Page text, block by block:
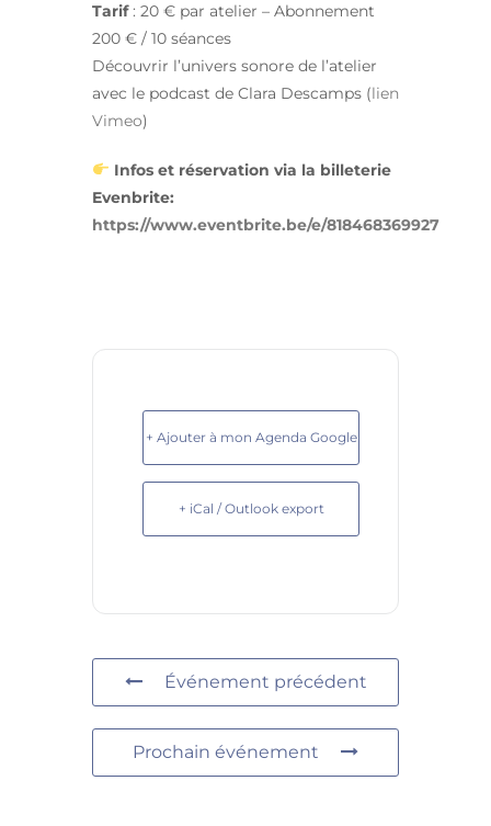
Tarif: 20 € par atelier – Abonnement
200 € / 10 séances
Découvrir l’univers sonore de l’atelier
avec le podcast de Clara Descamps (lien
Vimeo)
Infos et réservation via la billeterie
Evenbrite:
https://www.eventbrite.be/e/818468369927
+ Ajouter à mon Agenda Google
+ iCal / Outlook export
Événement précédent
Prochain événement